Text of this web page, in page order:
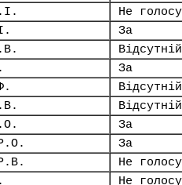
Не
За
Відсутній
За
Відсутній
Відсутній
За
За
Не
Не